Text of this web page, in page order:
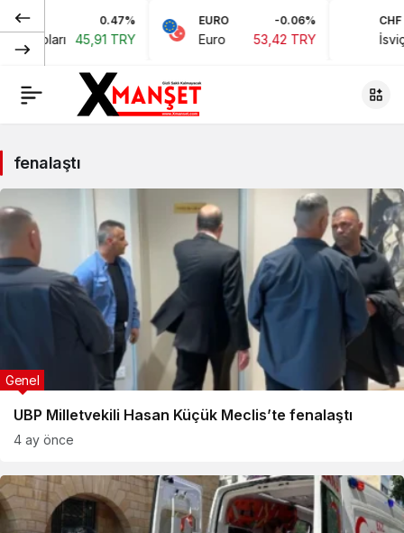
0.47%
45,91 TRY
EURO -0.06%
Euro 53,42 TRY
CHF
İsviçre
fenalaştı
UBP Milletvekili Hasan Küçük Meclis’te fenalaştı
Genel
4 ay önce